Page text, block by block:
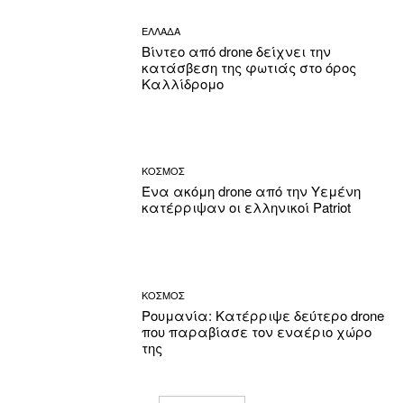
ΕΛΛΑΔΑ
Βίντεο από drone δείχνει την
κατάσβεση της φωτιάς στο όρος
Καλλίδρομο
ΚΟΣΜΟΣ
Ένα ακόμη drone από την Υεμένη
κατέρριψαν οι ελληνικοί Patriot
ΚΟΣΜΟΣ
Ρουμανία: Κατέρριψε δεύτερο drone
που παραβίασε τον εναέριο χώρο
της